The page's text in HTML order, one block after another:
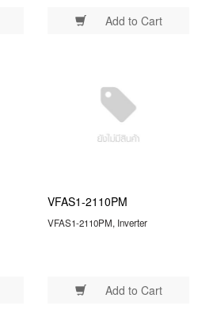
Add to Cart
VFAS1-2110PM
VFAS1-2110PM, Inverter
Add to Cart